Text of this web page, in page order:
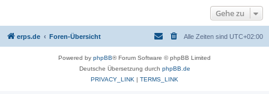
Gehe zu
erps.de Foren-Übersicht Alle Zeiten sind UTC+02:00
Powered by phpBB® Forum Software © phpBB Limited
Deutsche Übersetzung durch phpBB.de
PRIVACY_LINK | TERMS_LINK